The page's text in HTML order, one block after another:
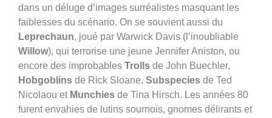
dans un déluge d’images surréalistes masquant les
faiblesses du scénario. On se souvient aussi du
Leprechaun, joué par Warwick Davis (l’inoubliable
Willow), qui terrorise une jeune Jennifer Aniston, ou
encore des improbables Trolls de John Buechler,
Hobgoblins de Rick Sloane, Subspecies de Ted
Nicolaou et Munchies de Tina Hirsch. Les années 80
furent envahies de lutins sournois, gnomes délirants et